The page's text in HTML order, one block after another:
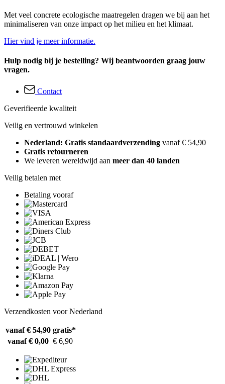
Met veel concrete ecologische maatregelen dragen we bij aan het
minimaliseren van onze impact op het milieu en het klimaat.
Hier vind je meer informatie.
Hulp nodig bij je bestelling? Wij beantwoorden graag jouw
vragen.
Contact
Geverifieerde kwaliteit
Veilig en vertrouwd winkelen
Nederland: Gratis standaardverzending vanaf € 54,90
Gratis retourneren
We leveren wereldwijd aan meer dan 40 landen
Veilig betalen met
Betaling vooraf
Verzendkosten voor Nederland
vanaf € 54,90 gratis*
vanaf € 0,00 € 6,90